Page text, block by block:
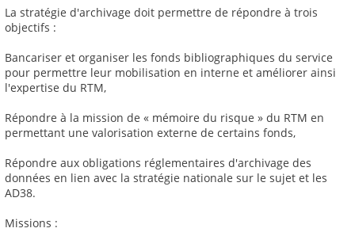
La stratégie d'archivage doit permettre de répondre à trois
objectifs :
Bancariser et organiser les fonds bibliographiques du service
pour permettre leur mobilisation en interne et améliorer ainsi
l'expertise du RTM,
Répondre à la mission de « mémoire du risque » du RTM en
permettant une valorisation externe de certains fonds,
Répondre aux obligations réglementaires d'archivage des
données en lien avec la stratégie nationale sur le sujet et les
AD38.
Missions :